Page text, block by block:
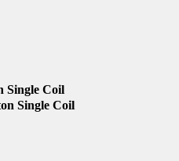
Single Coil
Single Coil